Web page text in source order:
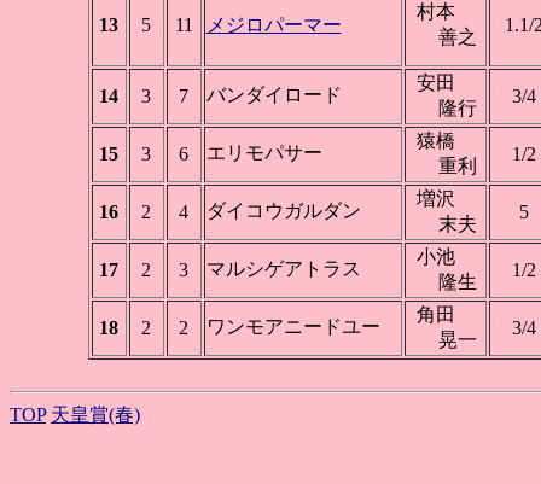
13 5 11 メジロパーマー
村本
善之
1.1/
14 3 7 バンダイロード
安田
隆行
3/4
15 3 6 エリモパサー
猿橋
重利
1/2
16 2 4 ダイコウガルダン
増沢
末夫
5
17 2 3 マルシゲアトラス
小池
隆生
1/2
18 2 2 ワンモアニードユー
角田
晃一
3/4
TOP 天皇賞(春)